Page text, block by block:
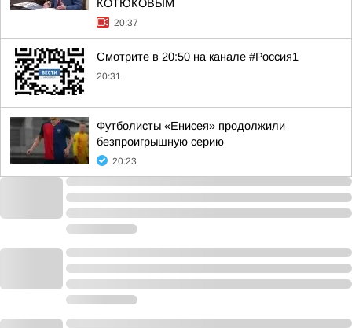
КОТЮКОВЫМ
20:37
Смотрите в 20:50 на канале #Россия1
20:31
Футболисты «Енисея» продолжили
безпроигрышную серию
20:23